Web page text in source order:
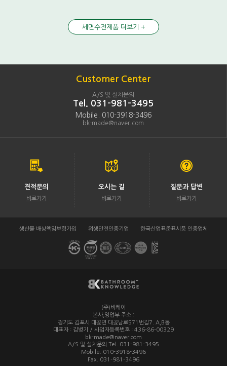
세면수전제품 더보기 +
Customer Center
A/S 및 설치문의
Tel. 031-981-3495
Mobile. 010-3918-3496
bk-made@naver.com
견적문의
바로가기
오시는 길
바로가기
질문과 답변
바로가기
생산물 배상책임보험가입 위생안전인증기업 한국산업표준표시품 인증업체
(주)비케이
/
본사,영업부 주소 :
경기도 김포시 대곶면 대곶남로571번길7. A,B동
대표자 : 김병기 / 사업자등록번호 : 436-86-00329
/
bk-made@naver.com
A/S 및 설치문의 Tel. 031-981-3495
/
Mobile. 010-3918-3496
/
Fax. 031-981-3496